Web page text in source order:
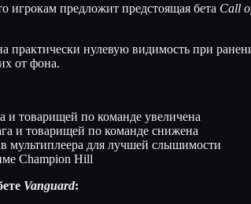
игрокам предложит предстоящая бета Call
практически нулевую видимость при
от фона.
и товарищей по команде увеличена
и товарищей по команде снижена
мультиплеера для лучшей слышимости
Champion Hill
Vanguard: